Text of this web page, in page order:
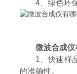
4、绿色环保
微波合成仪
1、快速样品
的准确性。